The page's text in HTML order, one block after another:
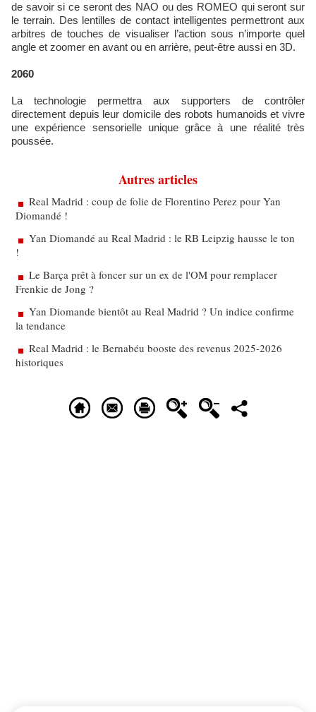
de savoir si ce seront des NAO ou des ROMEO qui seront sur
le terrain. Des lentilles de contact intelligentes permettront aux
arbitres de touches de visualiser l’action sous n’importe quel
angle et zoomer en avant ou en arrière, peut-être aussi en 3D.
2060
La technologie permettra aux supporters de contrôler
directement depuis leur domicile des robots humanoids et vivre
une expérience sensorielle unique grâce à une réalité très
poussée.
Autres articles
Real Madrid : coup de folie de Florentino Perez pour Yan
Diomandé !
Yan Diomandé au Real Madrid : le RB Leipzig hausse le ton
!
Le Barça prêt à foncer sur un ex de l'OM pour remplacer
Frenkie de Jong ?
Yan Diomande bientôt au Real Madrid ? Un indice confirme
la tendance
Real Madrid : le Bernabéu booste des revenus 2025-2026
historiques